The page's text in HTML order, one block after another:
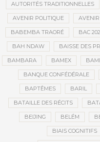
AUTORITÉS TRADITIONNELLES
AVENIR POLITIQUE
BABEMBA TRAORÉ BAC
BAH NDAW BAISSE DES
BAMBARA BAMEX
BANQUE CONFÉDÉRALE
BAPTÊMES BARIL
BATAILLE DES RÉCITS
BEIJING BELÉM
BIAIS COGNITIFS